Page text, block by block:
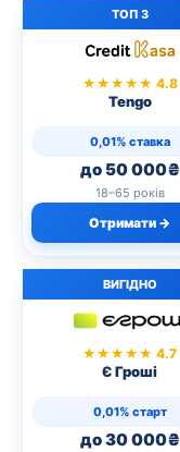
ТОП 3
★★★★★ 4.8
Tengo
0,01% ставка
до 50 000₴
18–65 років
Отримати →
ВИГІДНО
★★★★★ 4.7
Є Гроші
0,01% старт
до 30 000₴